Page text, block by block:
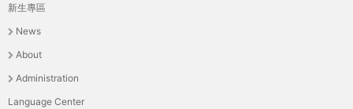
主
選
單
新生專區
News
About
Administration
Language Center